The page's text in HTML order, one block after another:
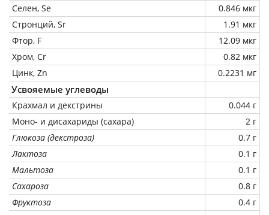
Селен, Se
0.846 мкг
Стронций, Sr
1.91 мкг
Фтор, F
12.09 мкг
Хром, Cr
0.82 мкг
Цинк, Zn
0.2231 мг
Усвояемые углеводы
Крахмал и декстрины
0.044 г
Моно- и дисахариды (сахара)
2 г
Глюкоза (декстроза)
0.7 г
Лактоза
0.1 г
Мальтоза
0.1 г
Сахароза
0.8 г
Фруктоза
0.4 г